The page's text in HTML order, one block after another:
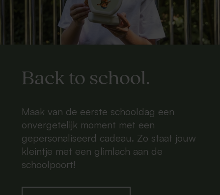
Back to school.
Maak van de eerste schooldag een
onvergetelijk moment met een
gepersonaliseerd cadeau. Zo staat jouw
kleintje met een glimlach aan de
schoolpoort!